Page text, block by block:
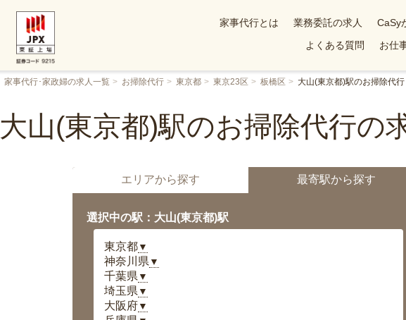
家事代行とは 業務委託の求人
CaSy
よくある質問
お仕
家事代行･家政婦の求人一覧 お掃除代行 東京都 東京23区 板橋区 大山(東京都)駅のお掃除代行
大山(東京都)駅のお掃除代行の
エリアから探す 最寄駅から探す
選択中の駅：大山(東京都)駅
東京都▼
神奈川県 ▼
千葉県 ▼
埼玉県 ▼
大阪府▼